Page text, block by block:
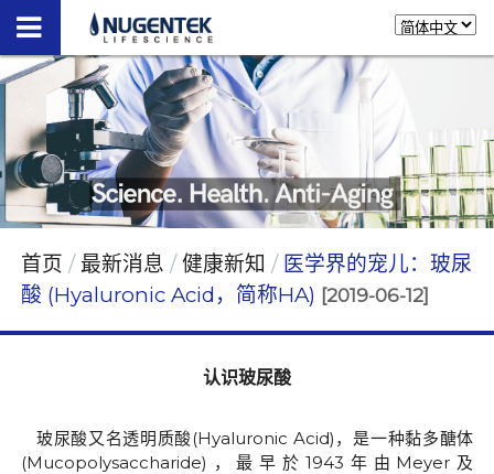
首页 最新消息 健康新知
医学界的宠儿：玻尿
酸 (Hyaluronic Acid，简称HA) [2019-06-12]
认识玻尿酸
玻尿酸又名透明质酸(Hyaluronic Acid) ，是一种黏多醣体
(Mucopolysaccharide) ，最早於 1943 年由 Meyer 及